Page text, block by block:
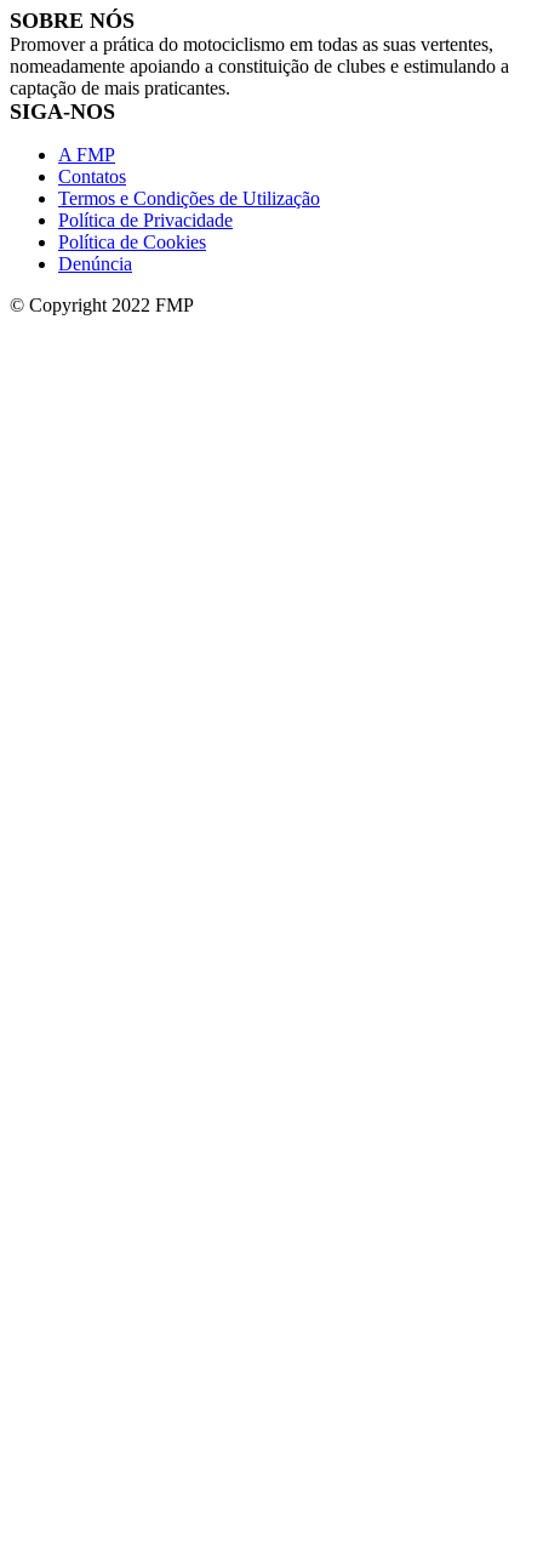
SOBRE NÓS
Promover a prática do motociclismo em todas as suas vertentes,
nomeadamente apoiando a constituição de clubes e estimulando a
captação de mais praticantes.
SIGA-NOS
A FMP
Contatos
Termos e Condições de Utilização
Política de Privacidade
Política de Cookies
Denúncia
© Copyright 2022 FMP